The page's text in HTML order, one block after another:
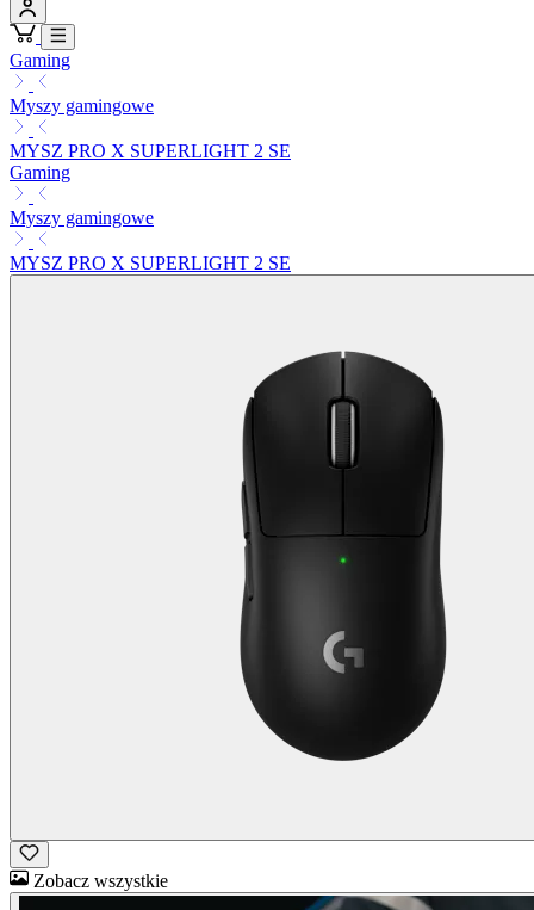
Gaming
Myszy gamingowe
MYSZ PRO X SUPERLIGHT 2 SE
Gaming
Myszy gamingowe
MYSZ PRO X SUPERLIGHT 2 SE
Zobacz wszystkie